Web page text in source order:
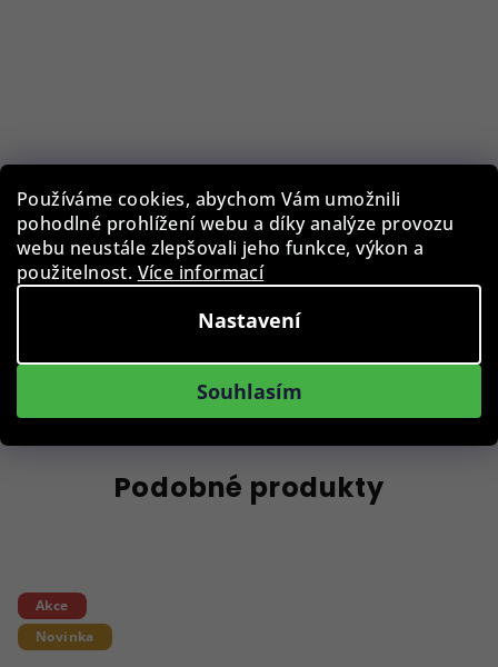
Používáme cookies, abychom Vám umožnili
pohodlné prohlížení webu a díky analýze provozu
webu neustále zlepšovali jeho funkce, výkon a
použitelnost. Více informací
Nastavení
Souhlasím
Pouzdro na brýle BLB-EWC-001-BLK
129 Kč
Skladem
Podobné produkty
Akce
Novinka